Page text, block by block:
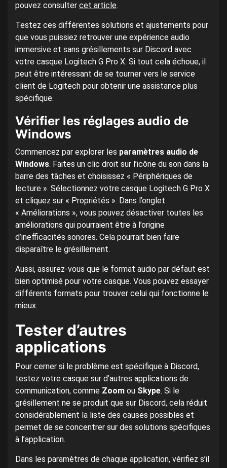
pouvez consulter cet article.
Testez ces différentes solutions et ajustements pour
que vous puissiez retrouver une expérience audio
immersive et sans grésillements sur Discord avec
votre casque Logitech G Pro X. Si tout cela échoue, il
peut être intéressant de se tourner vers le service
client de Logitech pour obtenir une assistance plus
spécifique.
Vérifier les réglages audio de
Windows
Commencez par explorer les paramètres audio de
Windows. Faites un clic droit sur l’icône du son dans la
barre des tâches et choisissez « Périphériques de
lecture ». Sélectionnez votre casque Logitech G Pro X
et cliquez sur « Propriétés ». Dans l’onglet
« Améliorations », vous pouvez désactiver toutes les
améliorations qui pourraient être à l’origine
d’inefficacités sonores. Cela pourrait bien faire
disparaître le grésillement.
Aussi, assurez-vous que le format audio par défaut est
bien optimisé pour votre casque. Vous pouvez essayer
différents formats pour trouver celui qui fonctionne le
mieux.
Tester d’autres
applications
Pour cerner si le problème est spécifique à Discord,
testez votre casque sur d’autres applications de
communication, comme Zoom ou Skype. Si le
grésillement ne se produit que sur Discord, cela réduit
considérablement la liste des causes possibles et
permet de se concentrer sur des solutions spécifiques
à l’application.
Dans les paramètres de chaque application, vérifiez s’il